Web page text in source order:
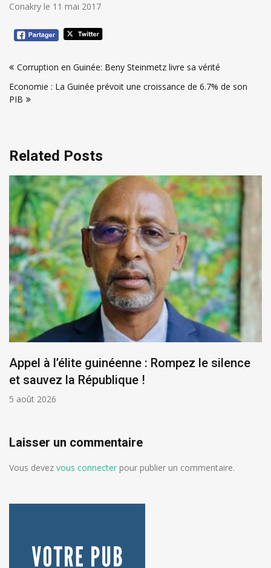
Conakry le 11 mai 2017
de
l’article
Corruption en Guinée: Beny Steinmetz livre sa vérité
Economie : La Guinée prévoit une croissance de 6.7% de son
PIB
Related Posts
Appel à l’élite guinéenne : Rompez le silence
et sauvez la République !
5 août 2026
Laisser un commentaire
Vous devez vous connecter pour publier un commentaire.